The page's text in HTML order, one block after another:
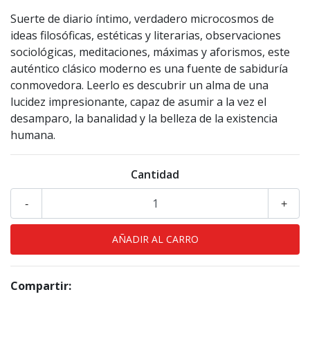
Suerte de diario íntimo, verdadero microcosmos de
ideas filosóficas, estéticas y literarias, observaciones
sociológicas, meditaciones, máximas y aforismos, este
auténtico clásico moderno es una fuente de sabiduría
conmovedora. Leerlo es descubrir un alma de una
lucidez impresionante, capaz de asumir a la vez el
desamparo, la banalidad y la belleza de la existencia
humana.
Cantidad
+
-
Compartir: